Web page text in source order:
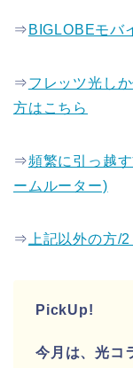
⇒ BIGLOBEモバ
⇒フレッツ光し
方はこちら
⇒頻繁に引っ越
ームルーター)
⇒ 上記以外の方/
PickUp!
今月は、光コ